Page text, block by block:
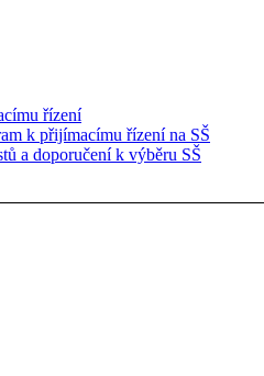
řízení
k přijímacímu řízení na SŠ
a doporučení k výběru SŠ